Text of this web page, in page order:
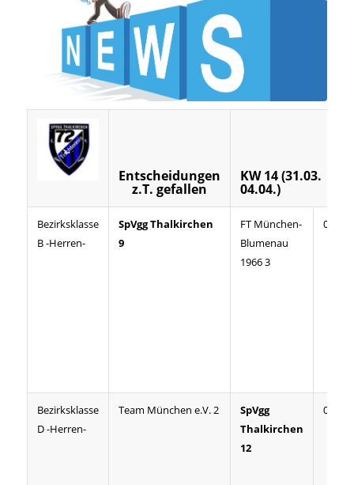
Entscheidungen
z.T. gefallen
KW 14 (31.03.
04.04.)
Bezirksklasse
B -Herren-
SpVgg Thalkirchen
9
FT München-
Blumenau
1966 3
08:01
Bezirksklasse
D -Herren-
Team München e.V. 2
SpVgg
Thalkirchen
12
08:03